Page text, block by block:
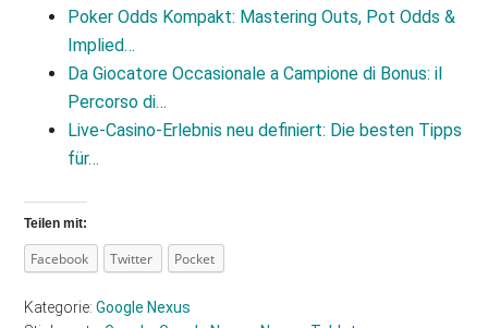
Poker Odds Kompakt: Mastering Outs, Pot Odds &
Implied…
Da Giocatore Occasionale a Campione di Bonus: il
Percorso di…
Live‑Casino‑Erlebnis neu definiert: Die besten Tipps
für…
Teilen mit:
Facebook Twitter Pocket
Kategorie:Google Nexus